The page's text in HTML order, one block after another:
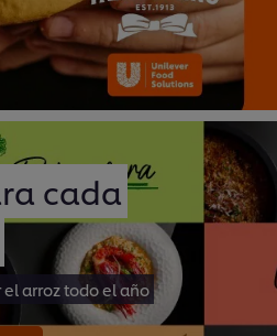
cada
arroz todo el año